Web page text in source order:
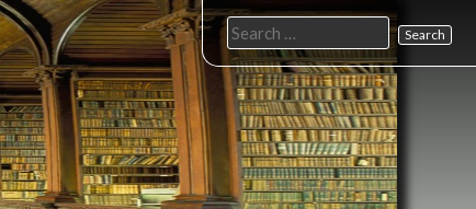
Search
for: